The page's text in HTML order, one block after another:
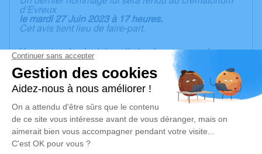
d’Evreux
le mardi 27 Juin 2023 à 17 heures.
Cet avis tient lieu de faire-part.
Un service de plantation d’arbre hommage est
disponible ici.
Je rends hommage
Crémation
mardi 27 juin 2023 à 17h00